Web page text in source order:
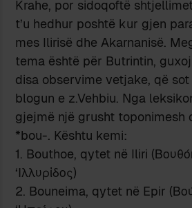
Krahe, por sidoqoftë
t’u hedhur poshtë kur gjen
mes Ilirisë dhe Akarnanisë.
tema është për Butrintin,
disa observime vetjake, që
blogun e z.Vehbiu. Nga
gjejmë një grusht toponimesh
*bou-. Kështu kemi:
1. Bouthoe, qytet në Iliri
‘Ιλλυρἰδος)
2. Bouneima, qytet në Epir